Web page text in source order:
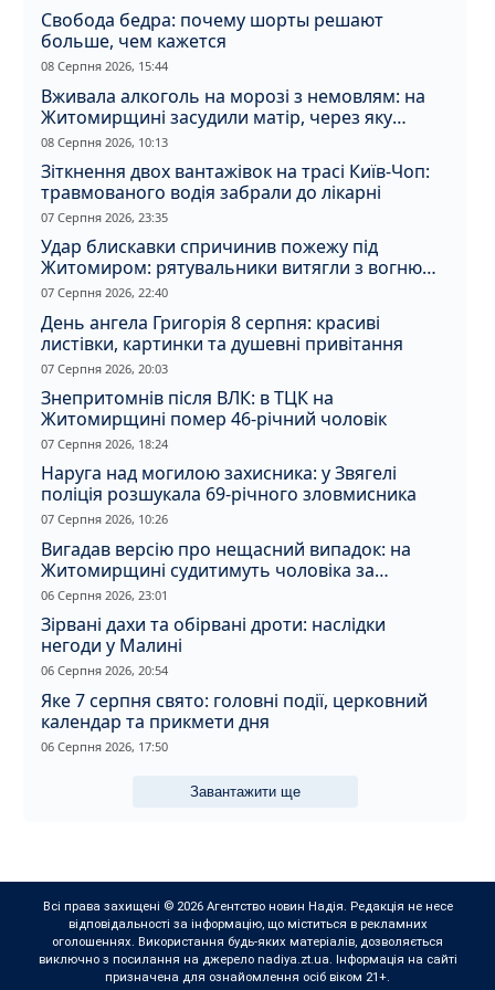
Свобода бедра: почему шорты решают
больше, чем кажется
08 Серпня 2026, 15:44
Вживала алкоголь на морозі з немовлям: на
Житомирщині засудили матір, через яку
дитина отримала обмороження
08 Серпня 2026, 10:13
Зіткнення двох вантажівок на трасі Київ-Чоп:
травмованого водія забрали до лікарні
07 Серпня 2026, 23:35
Удар блискавки спричинив пожежу під
Житомиром: рятувальники витягли з вогню
кота
07 Серпня 2026, 22:40
День ангела Григорія 8 серпня: красиві
листівки, картинки та душевні привітання
07 Серпня 2026, 20:03
Знепритомнів після ВЛК: в ТЦК на
Житомирщині помер 46-річний чоловік
07 Серпня 2026, 18:24
Наруга над могилою захисника: у Звягелі
поліція розшукала 69-річного зловмисника
07 Серпня 2026, 10:26
Вигадав версію про нещасний випадок: на
Житомирщині судитимуть чоловіка за
вбивство співмешканки
06 Серпня 2026, 23:01
Зірвані дахи та обірвані дроти: наслідки
негоди у Малині
06 Серпня 2026, 20:54
Яке 7 серпня свято: головні події, церковний
календар та прикмети дня
06 Серпня 2026, 17:50
Завантажити ще
Всі права захищені © 2026 Агентство новин Надія. Редакція не несе
відповідальності за інформацію, що міститься в рекламних
оголошеннях. Використання будь-яких матеріалів, дозволяється
виключно з посилання на джерело nadiya.zt.ua. Інформація на сайті
призначена для ознайомлення осіб віком 21+.